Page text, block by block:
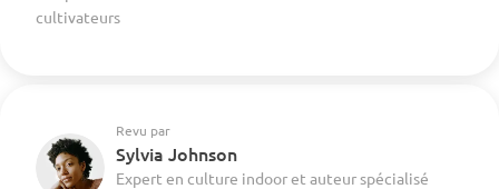
cultivateurs
Revu par
Sylvia Johnson
Expert en culture indoor et auteur spécialisé